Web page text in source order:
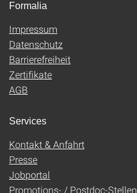
Formalia
Impressum
Datenschutz
Barrierefreiheit
Zertifikate
AGB
Services
Kontakt & Anfahrt
Presse
Jobportal
Promotions- / Postdoc-Stellen